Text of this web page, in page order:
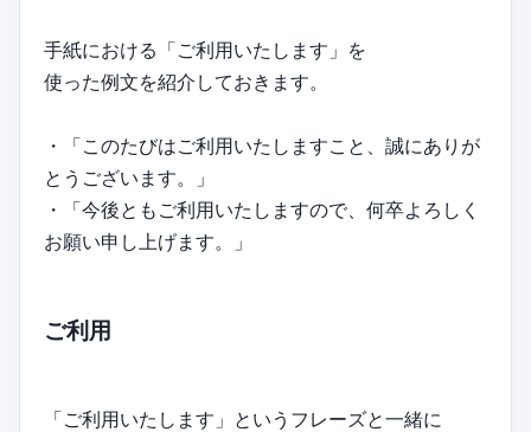
手紙における「ご利用いたします」を
使った例文を紹介しておきます。
・「このたびはご利用いたしますこと、誠にありが
とうございます。」
・「今後ともご利用いたしますので、何卒よろしく
お願い申し上げます。」
ご利用
「ご利用いたします」というフレーズと一緒に